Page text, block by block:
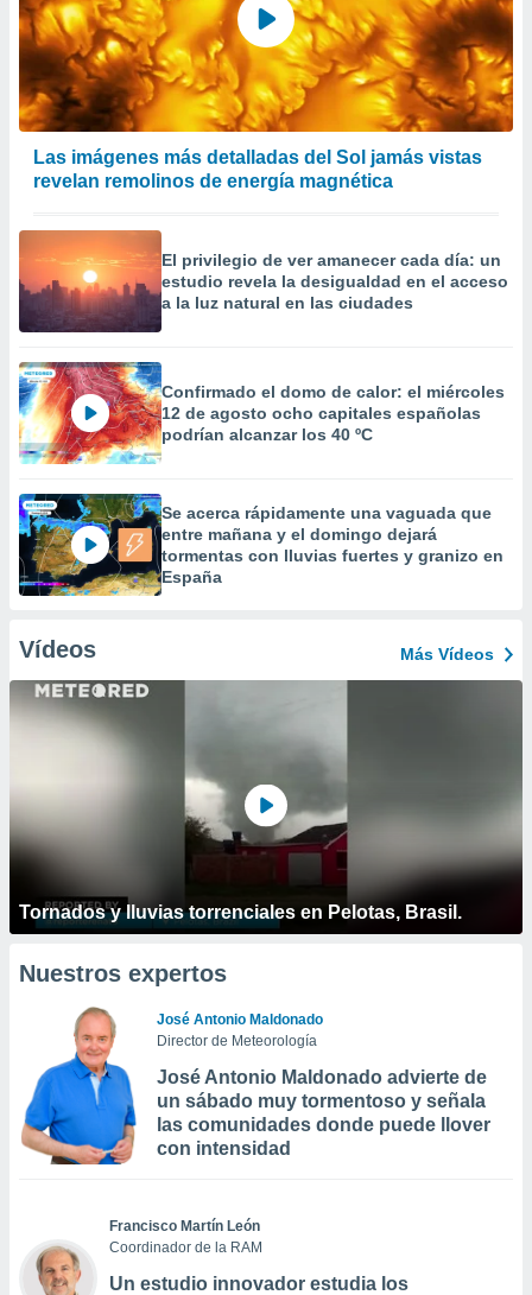
Las imágenes más detalladas del Sol jamás vistas
revelan remolinos de energía magnética
El privilegio de ver amanecer cada día: un
estudio revela la desigualdad en el acceso
a la luz natural en las ciudades
Confirmado el domo de calor: el miércoles
12 de agosto ocho capitales españolas
podrían alcanzar los 40 ºC
Se acerca rápidamente una vaguada que
entre mañana y el domingo dejará
tormentas con lluvias fuertes y granizo en
España
Vídeos Más Vídeos
Tornados y lluvias torrenciales en Pelotas, Brasil.
Nuestros expertos
José Antonio Maldonado
Director de Meteorología
José Antonio Maldonado advierte de
un sábado muy tormentoso y señala
las comunidades donde puede llover
con intensidad
Francisco Martín León
Coordinador de la RAM
Un estudio innovador estudia los